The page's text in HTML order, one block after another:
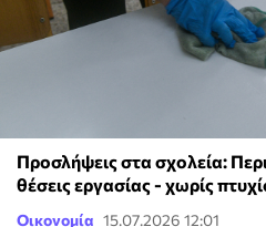
Προσλήψεις στα σχολεία:
θέσεις εργασίας - χωρίς
Οικονομία 15.07.2026 12:01